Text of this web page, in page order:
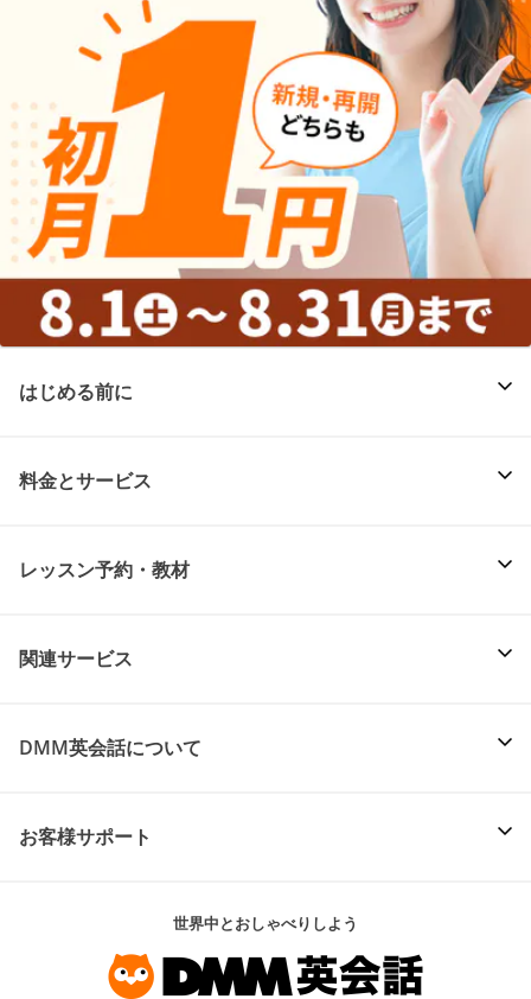
はじめる前に
料金とサービス
レッスン予約・教材
関連サービス
DMM英会話について
お客様サポート
世界中とおしゃべりしよう